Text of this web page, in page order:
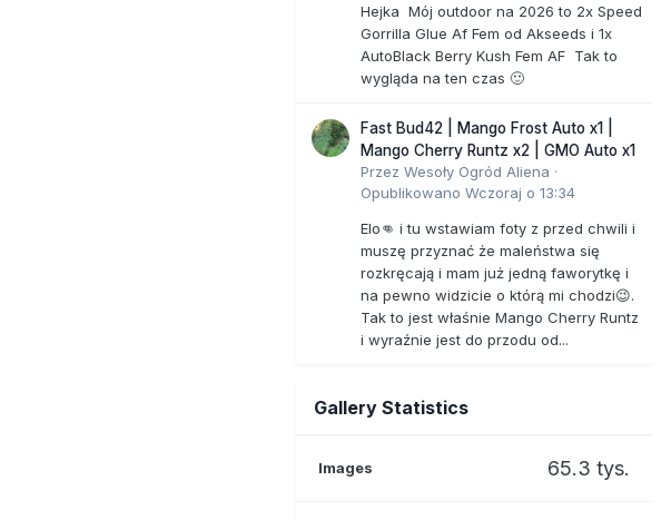
Hejka Mój outdoor na 2026 to 2x Speed
Gorrilla Glue Af Fem od Akseeds i 1x
AutoBlack Berry Kush Fem AF Tak to
wygląda na ten czas 🙂
Fast Bud42 | Mango Frost Auto x1 |
Mango Cherry Runtz x2 | GMO Auto x1
Przez Wesoły Ogród Aliena ·
Opublikowano Wczoraj o 13:34
Elo👊 i tu wstawiam foty z przed chwili i
muszę przyznać że maleństwa się
rozkręcają i mam już jedną faworytkę i
na pewno widzicie o którą mi chodzi😉.
Tak to jest właśnie Mango Cherry Runtz
i wyraźnie jest do przodu od...
Gallery Statistics
Images 65.3 tys.